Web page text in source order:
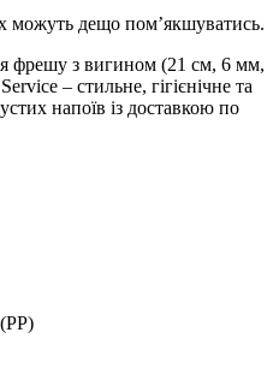
можуть дещо пом’якшуватись.
фрешу з вигином (21 см, 6 мм,
– стильне, гігієнічне та
напоїв із доставкою по